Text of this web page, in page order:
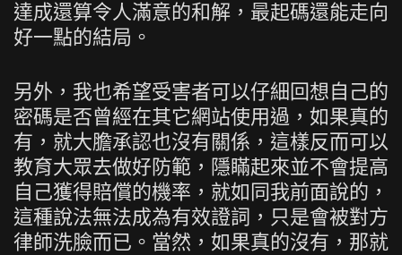
達成還算令人滿意的和解，最起碼還能走向
好一點的結局。
另外，我也希望受害者可以仔細回想自己的
密碼是否曾經在其它網站使用過，如果真的
有，就大膽承認也沒有關係，這樣反而可以
教育大眾去做好防範，隱瞞起來並不會提高
自己獲得賠償的機率，就如同我前面說的，
這種說法無法成為有效證詞，只是會被對方
律師洗臉而已。當然，如果真的沒有，那就